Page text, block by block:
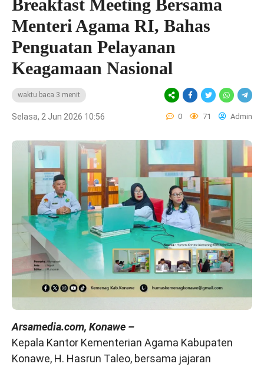
Breakfast Meeting Bersama
Menteri Agama RI, Bahas
Penguatan Pelayanan
Keagamaan Nasional
waktu baca 3 menit
Selasa, 2 Jun 2026 10:56 0 71 Admin
Arsamedia.com, Konawe –
Kepala Kantor Kementerian Agama Kabupaten
Konawe, H. Hasrun Taleo, bersama jajaran